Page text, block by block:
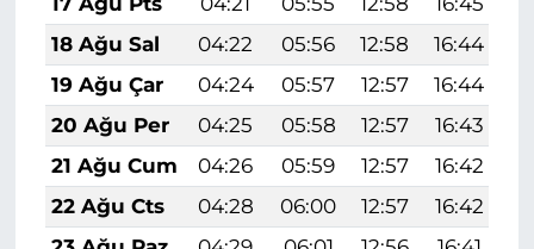
18 Ağu Sal
04:22 05:56 12:58 16:44
19 Ağu Çar
04:24 05:57 12:57 16:44
20 Ağu Per
04:25 05:58 12:57 16:43
21 Ağu Cum
04:26 05:59 12:57 16:42
22 Ağu Cts
04:28 06:00 12:57 16:42